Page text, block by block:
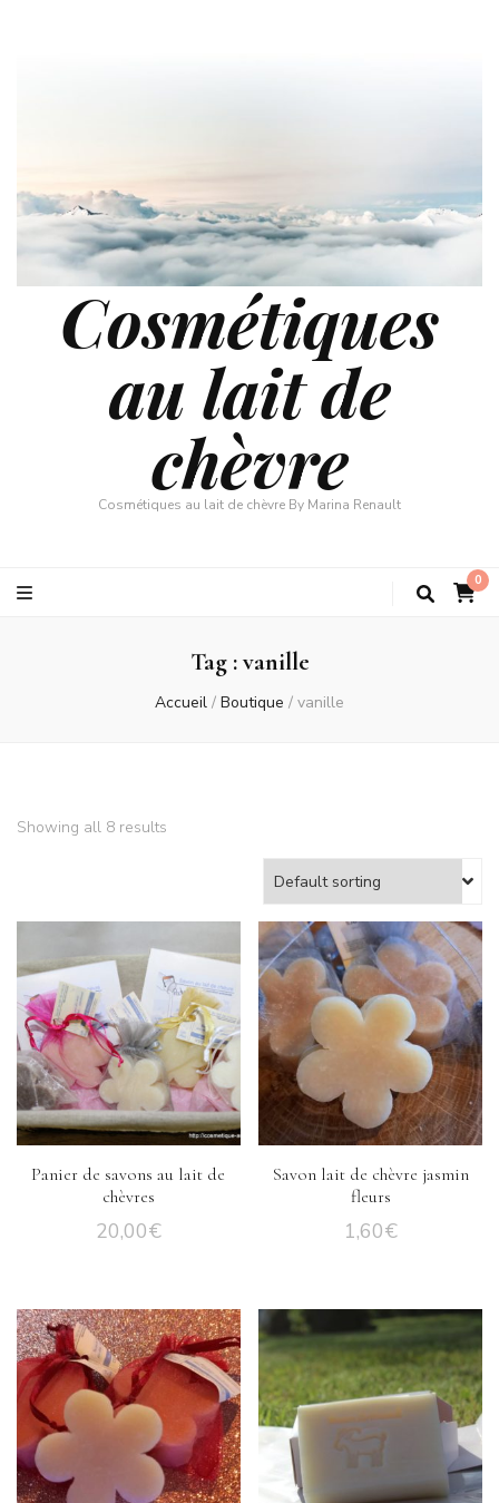
Cosmétiques
au lait de
chèvre
Cosmétiques au lait de chèvre By Marina Renault
0
Tag :vanille
Accueil / Boutique / vanille
Showing all 8 results
Panier de savons au lait de
chèvres
20,00€
Savon lait de chèvre jasmin
fleurs
1,60€